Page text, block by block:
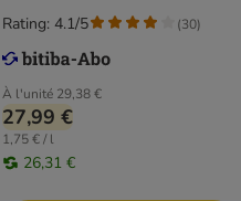
À l'unité 29,38 €
27,99 €
1,75 € / l
26,31 €
Rating: 4.1/5 (30)